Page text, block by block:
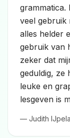
grammatica.
veel gebruik
alles helder
gebruik van
zeker dat
geduldig, ze
leuke en
lesgeven is
— Judith